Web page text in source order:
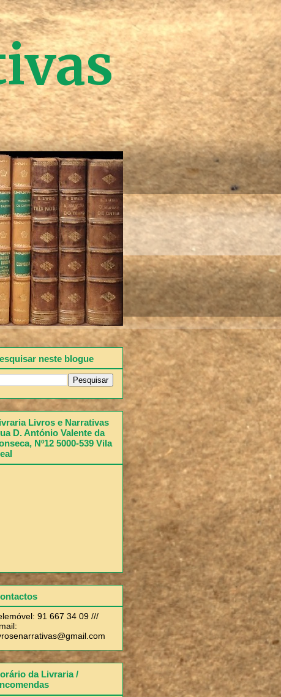
neste blogue
Livros e Narrativas
D. António Valente da
Nº12 5000-539 Vila
91 667 34 09 ///
da Livraria /